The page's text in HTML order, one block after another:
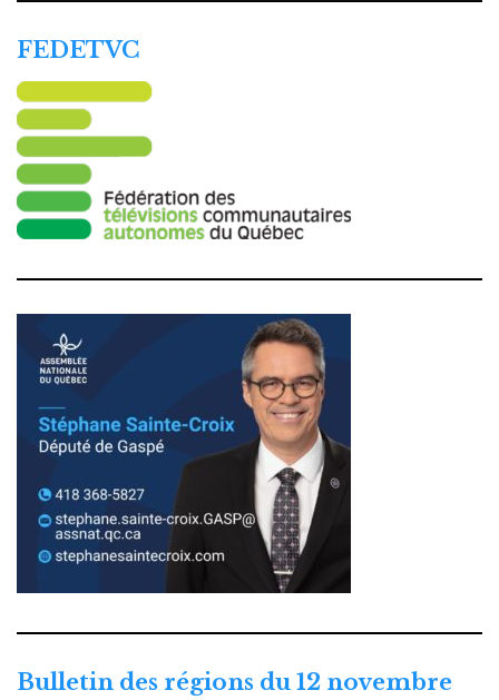
FEDETVC
Bulletin des régions du 12 novembre